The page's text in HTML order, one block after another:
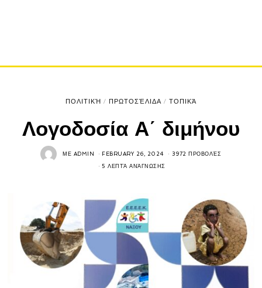
ΠΟΛΙΤΙΚΉ / ΠΡΩΤΟΣΈΛΙΔΑ / ΤΟΠΙΚΆ
Λογοδοσία Α΄ διμήνου
ΜΕ ADMIN FEBRUARY 26, 2024 3972 ΠΡΟΒΟΛΈΣ
5 ΛΕΠΤΆ ΑΝΆΓΝΩΣΗΣ